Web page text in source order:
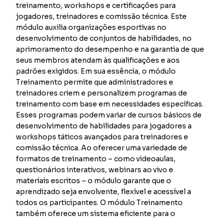
treinamento, workshops e certificações para
jogadores, treinadores e comissão técnica. Este
módulo auxilia organizações esportivas no
desenvolvimento de conjuntos de habilidades, no
aprimoramento do desempenho e na garantia de que
seus membros atendam às qualificações e aos
padrões exigidos. Em sua essência, o módulo
Treinamento permite que administradores e
treinadores criem e personalizem programas de
treinamento com base em necessidades específicas.
Esses programas podem variar de cursos básicos de
desenvolvimento de habilidades para jogadores a
workshops táticos avançados para treinadores e
comissão técnica. Ao oferecer uma variedade de
formatos de treinamento – como videoaulas,
questionários interativos, webinars ao vivo e
materiais escritos – o módulo garante que o
aprendizado seja envolvente, flexível e acessível a
todos os participantes. O módulo Treinamento
também oferece um sistema eficiente para o